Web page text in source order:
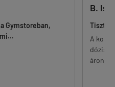
Gymstoreban,
B.
A
dózisú
áron.